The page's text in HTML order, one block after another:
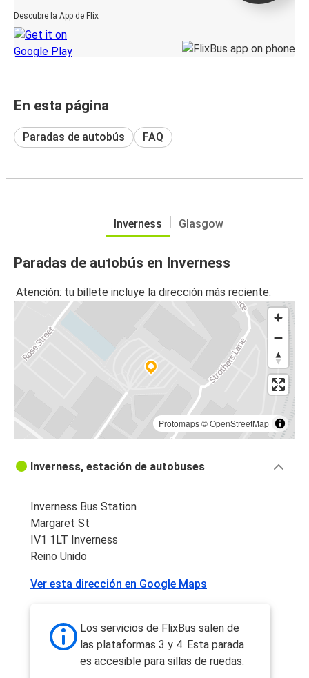
Descubre la App de Flix
En esta página
Paradas de autobús FAQ
Inverness Glasgow
Paradas de autobús en Inverness
Atención: tu billete incluye la dirección más reciente.
Protomaps©OpenStreetMap
Inverness, estación de autobuses
Inverness Bus Station
Margaret St
IV1 1LT Inverness
Reino Unido
Ver esta dirección en Google Maps
Los servicios de FlixBus salen de
las plataformas 3 y 4. Esta parada
es accesible para sillas de ruedas.